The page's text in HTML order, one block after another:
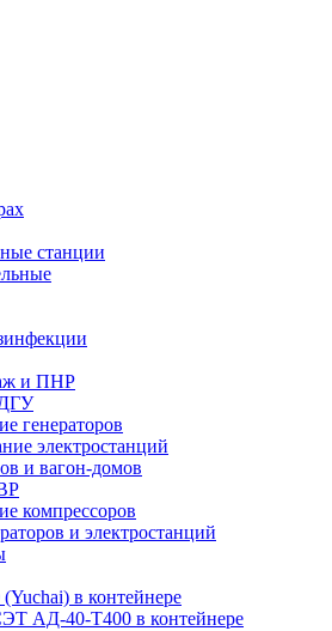
станции
и ПНР
генераторов
электростанций
и вагон-домов
компрессоров
и электростанций
в контейнере
АД-40-Т400 в контейнере